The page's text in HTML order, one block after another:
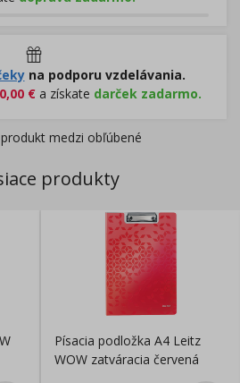
na podporu vzdelávania.
€ a získate darček zadarmo.
medzi obľúbené
produkty
Písacia podložka A4 Leitz
WOW zatváracia červená